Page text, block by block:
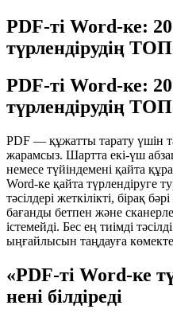
PDF-ті Word-ке:
түрлендірудің
PDF-ті Word-ке:
түрлендірудің
PDF — құжатты тарату үшін
жарамсыз. Шартта екі-үш
немесе түйіндемені қайта
Word-ке қайта түрлендіруге
тәсілдері жеткілікті, бірақ
бағанды бетпен және
істемейді. Бес ең тиімді
ыңғайлысын таңдауға
«PDF-ті Word-ке
нені білдіреді